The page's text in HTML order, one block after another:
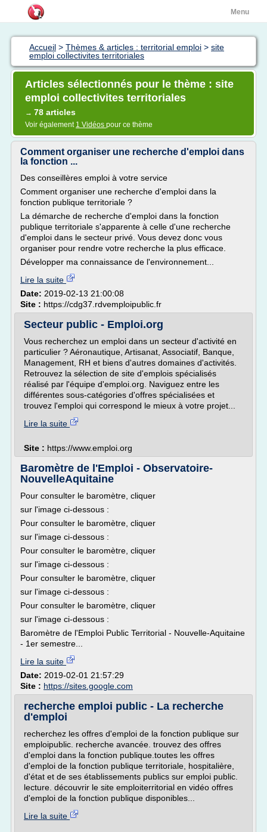
Menu
Accueil > Thèmes & articles : territorial emploi > site
emploi collectivites territoriales
Articles sélectionnés pour le thème : site
emploi collectivites territoriales
→ 78 articles
Voir également 1 Vidéos pour ce thème
Comment organiser une recherche d'emploi dans
la fonction ...
Des conseillères emploi à votre service
Comment organiser une recherche d'emploi dans la
fonction publique territoriale ?
La démarche de recherche d'emploi dans la fonction
publique territoriale s'apparente à celle d'une recherche
d'emploi dans le secteur privé. Vous devez donc vous
organiser pour rendre votre recherche la plus efficace.
Développer ma connaissance de l'environnement...
Lire la suite
Date: 2019-02-13 21:00:08
Site : https://cdg37.rdvemploipublic.fr
Secteur public - Emploi.org
Vous recherchez un emploi dans un secteur d'activité en
particulier ? Aéronautique, Artisanat, Associatif, Banque,
Management, RH et biens d'autres domaines d'activités.
Retrouvez la sélection de site d'emplois spécialisés
réalisé par l'équipe d'emploi.org. Naviguez entre les
différentes sous-catégories d'offres spécialisées et
trouvez l'emploi qui correspond le mieux à votre projet...
Lire la suite
Site : https://www.emploi.org
Baromètre de l'Emploi - Observatoire-
NouvelleAquitaine
Pour consulter le baromètre, cliquer
sur l'image ci-dessous :
Pour consulter le baromètre, cliquer
sur l'image ci-dessous :
Pour consulter le baromètre, cliquer
sur l'image ci-dessous :
Pour consulter le baromètre, cliquer
sur l'image ci-dessous :
Pour consulter le baromètre, cliquer
sur l'image ci-dessous :
Baromètre de l'Emploi Public Territorial - Nouvelle-Aquitaine
- 1er semestre...
Lire la suite
Date: 2019-02-01 21:57:29
Site : https://sites.google.com
recherche emploi public - La recherche
d'emploi
recherchez les offres d'emploi de la fonction publique sur
emploipublic. recherche avancée. trouvez des offres
d'emploi dans la fonction publique.toutes les offres
d'emploi de la fonction publique territoriale, hospitalière,
d'état et de ses établissements publics sur emploi public.
lecture. découvrir le site emploiterritorial en vidéo offres
d'emploi de la fonction publique disponibles...
Lire la suite